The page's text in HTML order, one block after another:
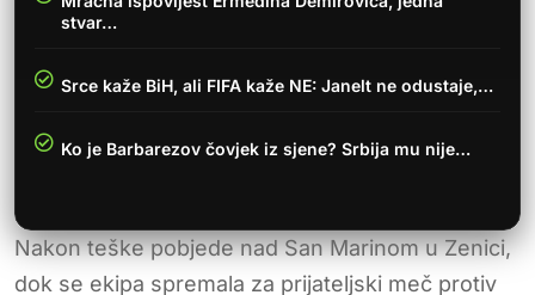
stvar…
Srce kaže BiH, ali FIFA kaže NE: Janelt ne odustaje,…
Ko je Barbarezov čovjek iz sjene? Srbija mu nije…
Nakon teške pobjede nad San Marinom u Zenici,
dok se ekipa spremala za prijateljski meč protiv